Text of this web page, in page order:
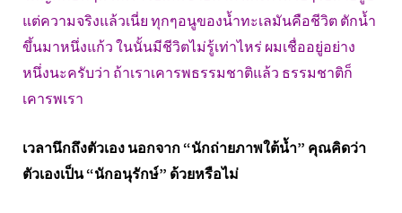
แต่ความจริงแล้วเนี่ย ทุกๆอนูของน้ำทะเลมันคือชีวิต ตักน้ำ
ขึ้นมาหนึ่งแก้ว ในนั้นมีชีวิตไม่รู้เท่าไหร่ ผมเชื่ออยู่อย่าง
หนึ่งนะครับว่า ถ้าเราเคารพธรรมชาติแล้ว ธรรมชาติก็
เคารพเรา
เวลานึกถึงตัวเอง นอกจาก “นักถ่ายภาพใต้น้ำ” คุณคิดว่า
ตัวเองเป็น “นักอนุรักษ์” ด้วยหรือไม่